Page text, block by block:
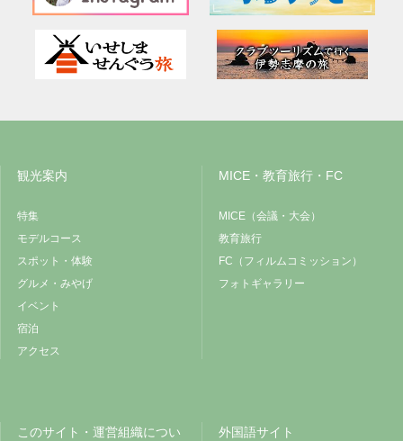
観光案内
特集
モデルコース
スポット・体験
グルメ・みやげ
イベント
宿泊
アクセス
MICE・教育旅行・FC
MICE（会議・大会）
教育旅行
FC（フィルムコミッション）
フォトギャラリー
このサイト・運営組織につい
外国語サイト